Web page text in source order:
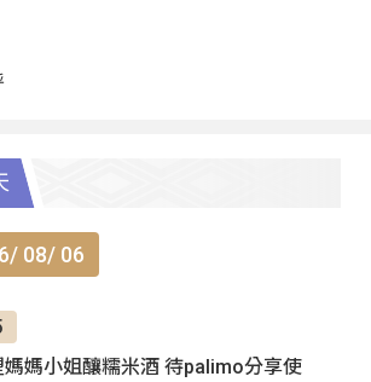
08/ 06
媽媽小姐釀糯米酒 待palimo分享使